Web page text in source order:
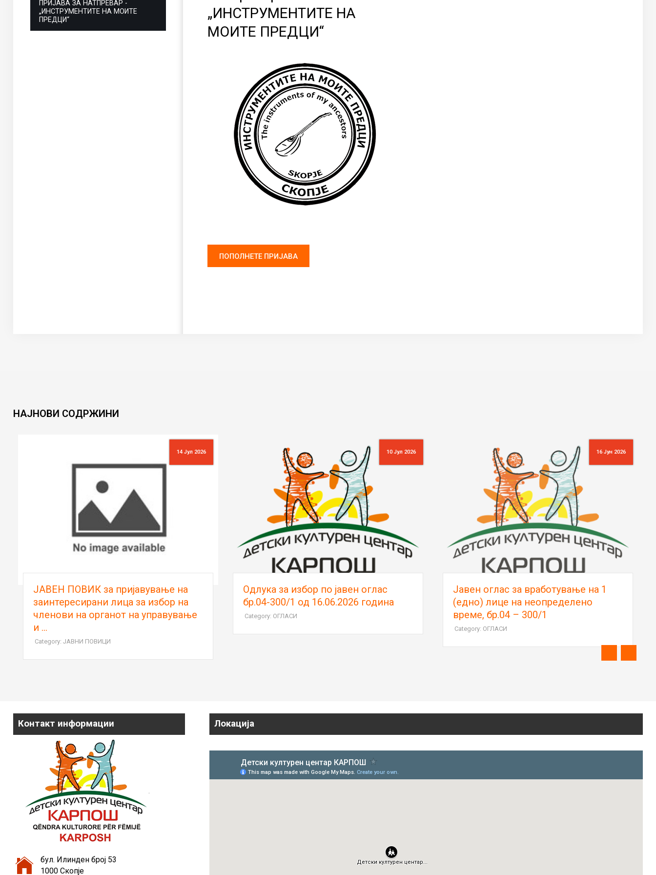
„ИНСТРУМЕНТИТЕ НА
МОИТЕ ПРЕДЦИ“
ПОПОЛНЕТЕ ПРИЈАВА
ПРИЈАВА ЗА НАТПРЕВАР -
„ИНСТРУМЕНТИТЕ НА МОИТЕ
ПРЕДЦИ“
НАЈНОВИ СОДРЖИНИ
14 Јул 2026
ЈАВЕН ПОВИК за пријавување на
заинтересирани лица за избор на
членови на органот на управување
и ...
Category: ЈАВНИ ПОВИЦИ
10 Јул 2026
Oдлука за избор по јавен оглас
бр.04-300/1 од 16.06.2026 година
Category: ОГЛАСИ
16 Јун 2026
Јавен оглас за вработување на 1
(едно) лице на неопределено
време, бр.04 – 300/1
Category: ОГЛАСИ
Контакт информации
бул. Илинден број 53
1000 Скопје
Локација